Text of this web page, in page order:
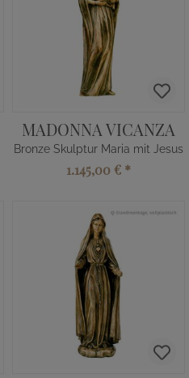
MADONNA VICANZA
Bronze Skulptur Maria mit Jesus
1.145,00 € *